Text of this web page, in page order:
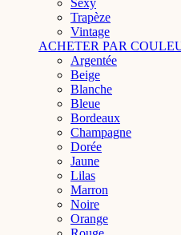
Sexy
Trapèze
Vintage
ACHETER PAR
Argentée
Beige
Blanche
Bleue
Bordeaux
Champagne
Dorée
Jaune
Lilas
Marron
Noire
Orange